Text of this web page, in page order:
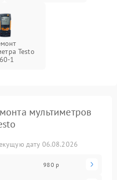
Testo
1
мультиметров
дату 06.08.2026
980 р